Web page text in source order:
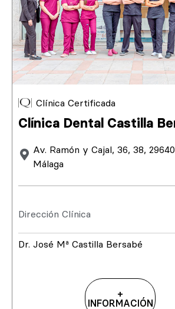
Clínica Certificada
Clínica Dental Castilla
Av. Ramón y Cajal, 36, 38,
Málaga
Dirección Clínica
Dr. José Mª Castilla Bersabé
+
INFORMACIÓN